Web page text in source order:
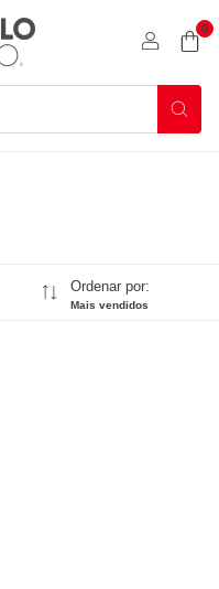
0
Ordenar por:
Mais vendidos